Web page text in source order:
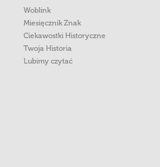
Woblink
Miesięcznik Znak
Ciekawostki Historyczne
Twoja Historia
Lubimy czytać